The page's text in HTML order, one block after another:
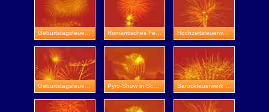
Hochzeitsfeuerwerk in Erfurt